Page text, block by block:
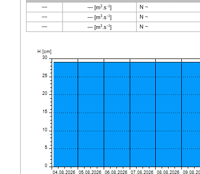
—
— [m3 .s-1]
N ~
—
— [m3 .s-1]
N ~
—
— [m3 .s-1] N ~